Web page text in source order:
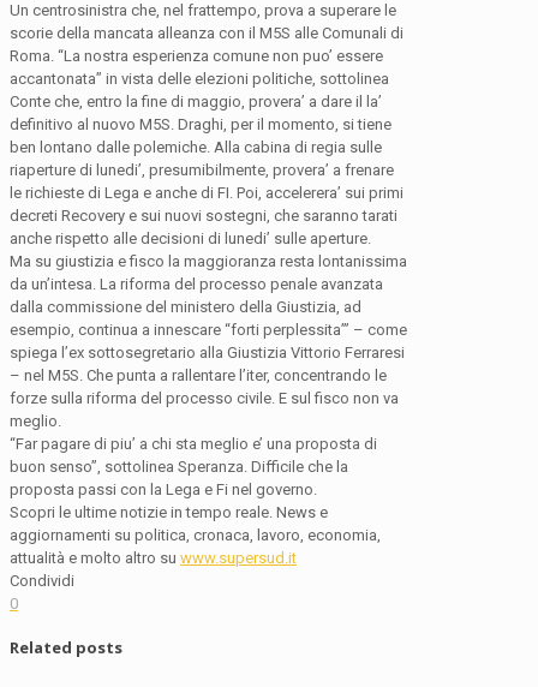
Un centrosinistra che, nel frattempo, prova a superare le
scorie della mancata alleanza con il M5S alle Comunali di
Roma. “La nostra esperienza comune non puo’ essere
accantonata” in vista delle elezioni politiche, sottolinea
Conte che, entro la fine di maggio, provera’ a dare il la’
definitivo al nuovo M5S. Draghi, per il momento, si tiene
ben lontano dalle polemiche. Alla cabina di regia sulle
riaperture di lunedi’, presumibilmente, provera’ a frenare
le richieste di Lega e anche di FI. Poi, accelerera’ sui primi
decreti Recovery e sui nuovi sostegni, che saranno tarati
anche rispetto alle decisioni di lunedi’ sulle aperture.
Ma su giustizia e fisco la maggioranza resta lontanissima
da un’intesa. La riforma del processo penale avanzata
dalla commissione del ministero della Giustizia, ad
esempio, continua a innescare “forti perplessita’” – come
spiega l’ex sottosegretario alla Giustizia Vittorio Ferraresi
– nel M5S. Che punta a rallentare l’iter, concentrando le
forze sulla riforma del processo civile. E sul fisco non va
meglio.
“Far pagare di piu’ a chi sta meglio e’ una proposta di
buon senso”, sottolinea Speranza. Difficile che la
proposta passi con la Lega e Fi nel governo.
Scopri le ultime notizie in tempo reale. News e
aggiornamenti su politica, cronaca, lavoro, economia,
attualità e molto altro su www.supersud.it
Condividi
0
Related posts